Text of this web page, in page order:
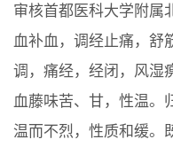
审核首都医科大学附属
血补血，调经止痛，舒
调，痛经，经闭，风湿
血藤味苦、甘，性温。
温而不烈，性质和缓。